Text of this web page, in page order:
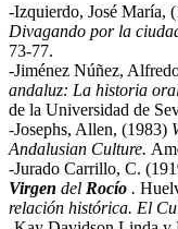
-Izquierdo, José María,
Divagando por la
73-77.
-Jiménez Núñez,
andaluz: La historia
de la Universidad de
-Josephs, Allen, (1983)
Andalusian Culture.
-Jurado Carrillo, C.
Virgen del Rocío .
relación histórica. El